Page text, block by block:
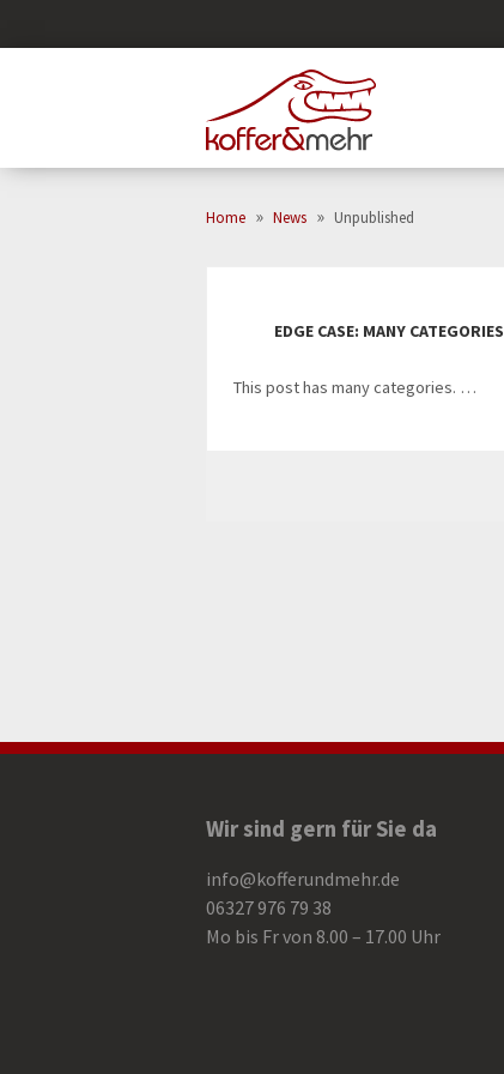
Home » News » Unpublished
EDGE CASE: MANY CATEGORIES
This post has many categories. …
Wir sind gern für Sie da
info@kofferundmehr.de
06327 976 79 38
Mo bis Fr von 8.00 – 17.00 Uhr